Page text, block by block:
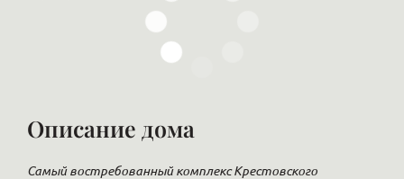
Описание дома
Самый востребованный комплекс Крестовского